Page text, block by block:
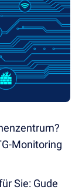
Monitoring
Sie: Gude